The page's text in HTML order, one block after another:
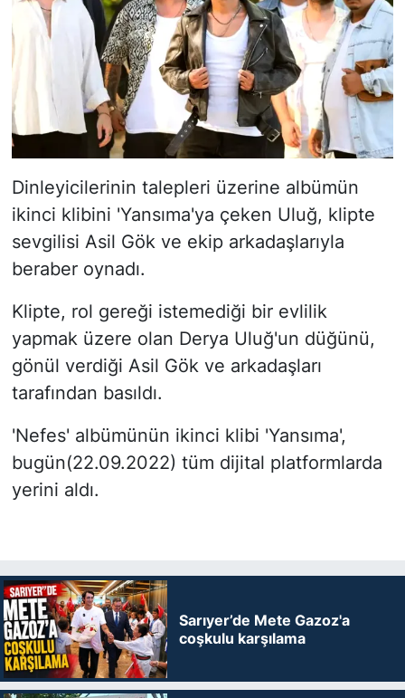
Dinleyicilerinin talepleri üzerine albümün
ikinci klibini 'Yansıma'ya çeken Uluğ, klipte
sevgilisi Asil Gök ve ekip arkadaşlarıyla
beraber oynadı.
Klipte, rol gereği istemediği bir evlilik
yapmak üzere olan Derya Uluğ'un düğünü,
gönül verdiği Asil Gök ve arkadaşları
tarafından basıldı.
'Nefes' albümünün ikinci klibi 'Yansıma',
bugün(22.09.2022) tüm dijital platformlarda
yerini aldı.
Sarıyer’de Mete Gazoz'a
coşkulu karşılama